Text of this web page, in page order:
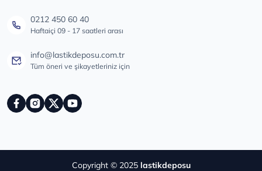
0212 450 60 40
Haftaiçi 09 - 17 saatleri arası
info@lastikdeposu.com.tr
Tüm öneri ve şikayetleriniz için
Copyright © 2025 lastikdeposu